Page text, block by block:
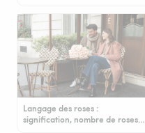
Langage des roses :
signification, nombre de roses…